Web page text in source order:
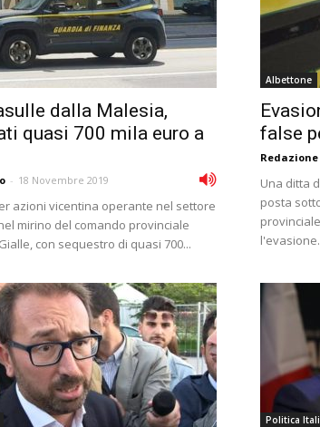
dalla Malesia,
quasi 700 mila euro a
- 18 Novembre 2019
azioni vicentina operante nel settore
mirino del comando provinciale
con sequestro di quasi 700...
Albettone
false
Redazione
Una ditta
posta
Politica